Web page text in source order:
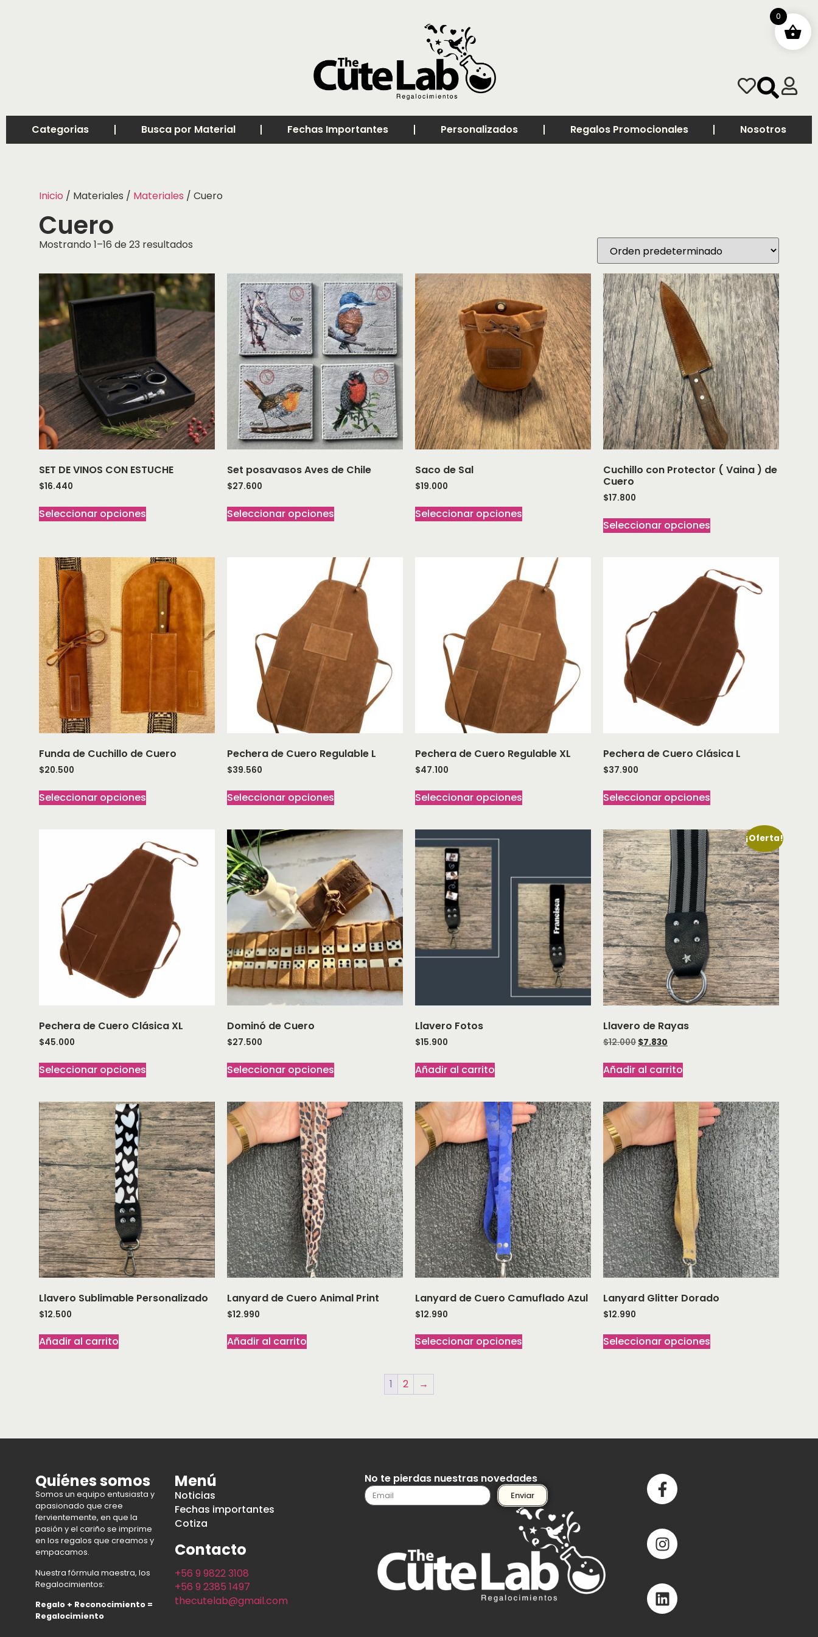
Categorias Busca por Material Fechas Importantes Personalizados Regalos Promocionales Nosotros
Inicio / Materiales / Materiales / Cuero
Cuero
Mostrando 1–16 de 23 resultados
SET DE VINOS CON ESTUCHE
$16.440
Seleccionar opciones
Set posavasos Aves de Chile
$27.600
Seleccionar opciones
Saco de Sal
$19.000
Seleccionar opciones
Cuchillo con Protector ( Vaina ) de
Cuero
$17.800
Seleccionar opciones
Funda de Cuchillo de Cuero
$20.500
Seleccionar opciones
Pechera de Cuero Regulable L
$39.560
Seleccionar opciones
Pechera de Cuero Regulable XL
$47.100
Seleccionar opciones
Pechera de Cuero Clásica L
$37.900
Seleccionar opciones
Pechera de Cuero Clásica XL
$45.000
Seleccionar opciones
Dominó de Cuero
$27.500
Seleccionar opciones
Llavero Fotos
$15.900
Añadir al carrito
¡Oferta!
Llavero de Rayas
$12.000 $7.830
Añadir al carrito
Llavero Sublimable Personalizado
$12.500
Añadir al carrito
Lanyard de Cuero Animal Print
$12.990
Añadir al carrito
Lanyard de Cuero Camuflado Azul
$12.990
Seleccionar opciones
Lanyard Glitter Dorado
$12.990
Seleccionar opciones
1 2 →
Quiénes somos
Somos un equipo entusiasta y
apasionado que cree
fervientemente, en que la
pasión y el cariño se imprime
en los regalos que creamos y
empacamos.
Nuestra fórmula maestra, los
Regalocimientos:
Regalo + Reconocimiento =
Regalocimiento
Menú
Noticias
Fechas importantes
Cotiza
Contacto
+56 9 9822 3108
+56 9 2385 1497
thecutelab@gmail.com
No te pierdas nuestras novedades
Enviar
0